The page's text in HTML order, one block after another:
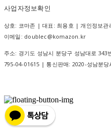
사업자정보확인
상호: 코마존 | 대표: 최용호 | 개인정보
이메일: doublec@komazon.kr
주소: 경기도 성남시 분당구 성남대로
795-04-01615 | 통신판매: 2020-성남분당